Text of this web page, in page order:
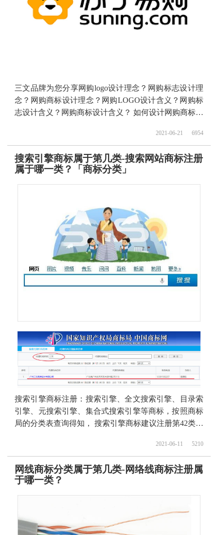
三文品牌为您分享网购logo设计理念？网购标志设计理
念？网购商标设计理念？网购LOGO设计含义？网购标
志设计含义？网购商标设计含义？ 如何设计网购商标？
义？购物商标设计理念？ 如何设计购物商标？如何设计
购物标志？如何设计购物logo？如何设计购物品牌？
2021-06-21 6954
搜索引擎商标属于第几类-搜索网站商标注册
属于哪一类？「商标分类」
搜索引擎商标注册：搜索引擎、全文搜索引擎、目录索
引擎、元搜索引擎、集合式搜索引擎等商标，按照商标
局的分类表查询得知， 搜索引擎商标建议注册第42类别
2021-06-11 5210
网线商标分类属于第几类-网络线商标注册属
于哪一类？